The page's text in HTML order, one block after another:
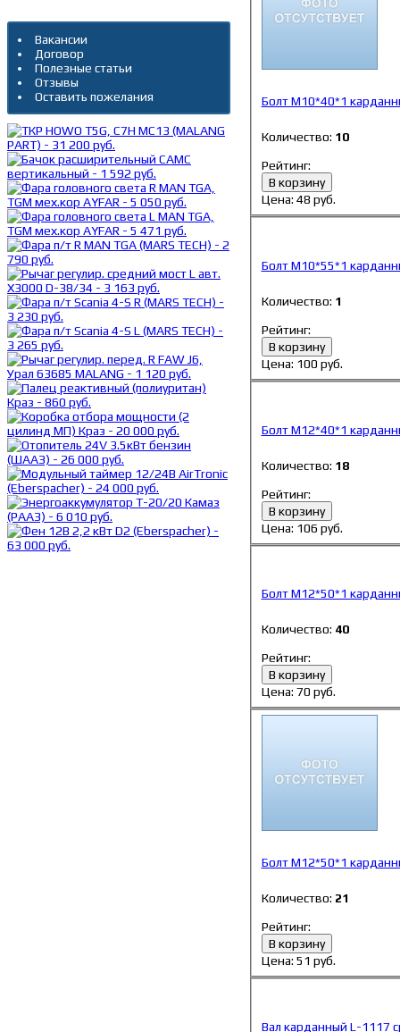
Болт М10*40*1
Количество: 10
Рейтинг:
В корзину
Цена: 48 руб.
Болт М10*55*1
Количество: 1
Рейтинг:
В корзину
Цена: 100 руб.
Болт М12*40*1
Количество: 18
Рейтинг:
В корзину
Цена: 106 руб.
Болт М12*50*1
Количество: 40
Рейтинг:
В корзину
Цена: 70 руб.
Болт М12*50*1
Количество: 21
Рейтинг:
В корзину
Цена: 51 руб.
Вал карданный L-1117
Вакансии
Договор
Полезные статьи
Отзывы
Оставить пожелания